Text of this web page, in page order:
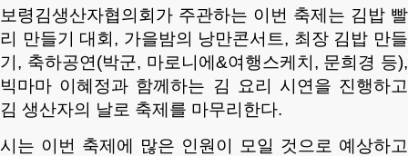
보령김생산자협의회가 주관하는 이번 축제는 김밥 빨
리 만들기 대회, 가을밤의 낭만콘서트, 최장 김밥 만들
기, 축하공연(박군, 마로니에&여행스케치, 문희경 등),
빅마마 이혜정과 함께하는 김 요리 시연을 진행하고
김 생산자의 날로 축제를 마무리한다.
시는 이번 축제에 많은 인원이 모일 것으로 예상하고